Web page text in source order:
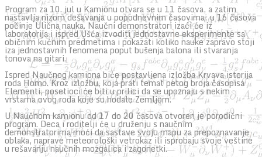
Program za 10. jul u Kamionu otvara se u 11 časova, a zatim
nastavlja nizom dešavanja u popodnevnim časovima: u 16 časova
počinje Ulična nauka. Naučni demonstratori izaći će iz
laboratorija i ispred Ušća izvoditi jednostavne eksperimente sa
običnim kućnim predmetima i pokazati koliko nauke zapravo stoji
iza jednostavnih fenomena poput bušenja balona ili stvaranja
tonova na gitari.
Ispred Naučnog kamiona biće postavljena izložba Krvava istorija
roda Homo. Kroz izložbu, koja prati temat petog broja časopisa
Elementi, posetioci će biti u prilici da se upoznaju s nekim
vrstama ovog roda koje su hodale Zemljom.
U Naučnom kamionu od 17 do 20 časova otvoren je porodični
program. Deca i roditelji će u druženju s naučnim
demonstratorima moći da sastave svoju mapu za prepoznavanje
oblaka, naprave meteorološki vetrokaz ili isprobaju svoje veštine
u rešavanju naučnih mozgalica i zagonetki.